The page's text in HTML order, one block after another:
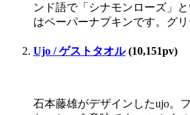
ンド語で「シナモンローズ」
はペーパーナプキンです。グリ
Ujo / ゲストタオル(10,151pv)
石本藤雄がデザインしたujo。